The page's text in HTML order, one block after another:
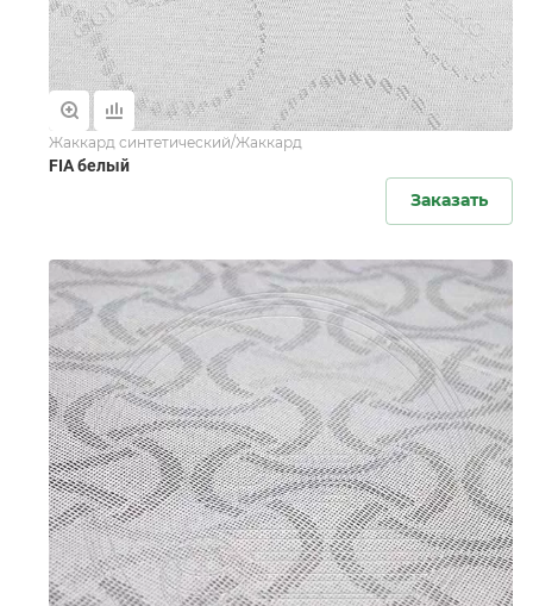
Жаккард синтетический/Жаккард
FIA белый
Заказать